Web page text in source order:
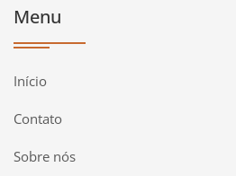
Menu
Início
Contato
Sobre nós